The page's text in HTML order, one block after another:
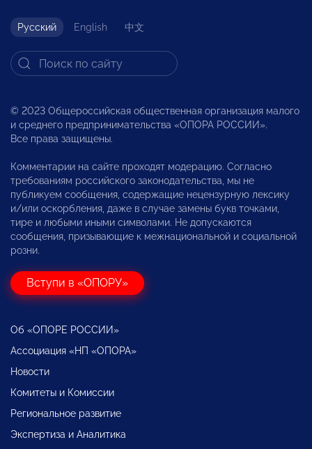
Русский English 中文
© 2023 Общероссийская общественная организация малого
и среднего предпринимательства «ОПОРА РОССИИ».
Все права защищены.
Комментарии на сайте проходят модерацию. Согласно
требованиям российского законодательства, мы не
публикуем сообщения, содержащие нецензурную лексику
и/или оскорбления, даже в случае замены букв точками,
тире и любыми иными символами. Не допускаются
сообщения, призывающие к межнациональной и социальной
розни.
Вступи в «ОПОРУ»
Об «ОПОРЕ РОССИИ»
Ассоциация «НП «ОПОРА»
Новости
Комитеты и Комиссии
Региональное развитие
Экспертиза и Аналитика